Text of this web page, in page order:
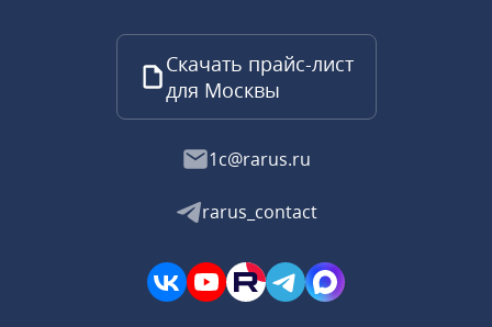
Скачать прайс-лист
для Москвы
1c@rarus.ru
rarus_contact